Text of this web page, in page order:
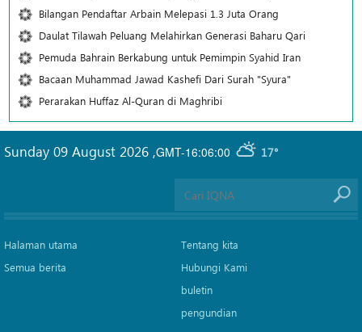
Bilangan Pendaftar Arbain Melepasi 1.3 Juta Orang
Daulat Tilawah Peluang Melahirkan Generasi Baharu Qari
Pemuda Bahrain Berkabung untuk Pemimpin Syahid Iran
Bacaan Muhammad Jawad Kashefi Dari Surah "Syura"
Perarakan Huffaz Al-Quran di Maghribi
GMT-16:06:00 17°
Sunday 09 August 2026 ,
Halaman utama
Semua berita
Tentang kita
Hubungi Kami
buletin
pengundian